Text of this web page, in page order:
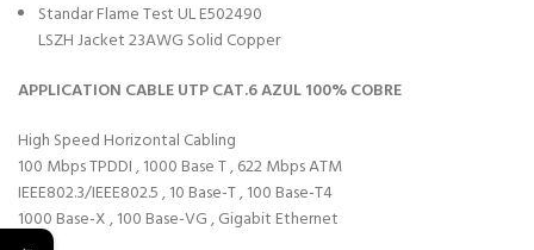
Standar Flame Test UL E502490
LSZH Jacket 23AWG Solid Copper
APPLICATION CABLE UTP CAT.6 AZUL 100% COBRE
High Speed Horizontal Cabling
100 Mbps TPDDI , 1000 Base T , 622 Mbps ATM
IEEE802.3/IEEE802.5 , 10 Base-T , 100 Base-T4
1000 Base-X , 100 Base-VG , Gigabit Ethernet